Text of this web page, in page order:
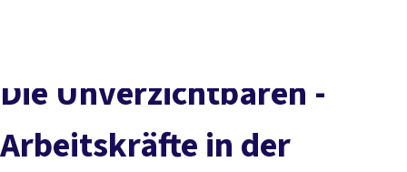
Politik vor Ort
Die Unverzichtbaren -
Arbeitskräfte in der